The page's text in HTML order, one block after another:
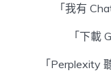
「我有
「下載
「Perplexity